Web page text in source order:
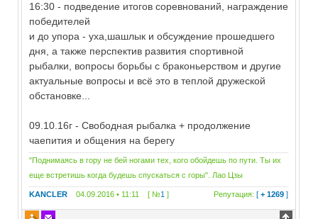
16:30 - подведение итогов соревнований, награждение
победителей
и до упора - уха,шашлык и обсуждение прошедшего
дня, а также перспектив развития спортивной
рыбалки, вопросы борьбы с браконьерством и другие
актуальные вопросы и всё это в теплой дружеской
обстановке...
09.10.16г - Свободная рыбалка + продолжение
чаепития и общения на берегу
"Поднимаясь в гору не бей ногами тех, кого обойдешь по пути. Ты их
еще встретишь когда будешь спускаться с горы". Лао Цзы
KANCLER 04.09.2016 • 11:11 [ №1 ] Репутация: [+ 1269 ]